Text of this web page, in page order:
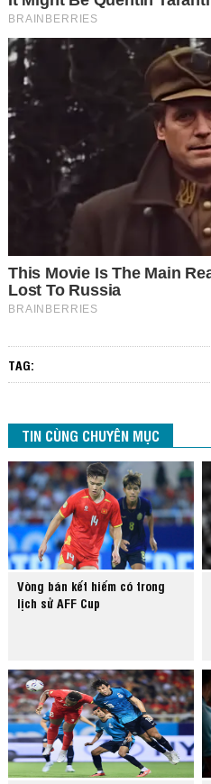
TAG:
TIN CÙNG CHUYÊN MỤC
Vòng bán kết hiếm có trong
lịch sử AFF Cup